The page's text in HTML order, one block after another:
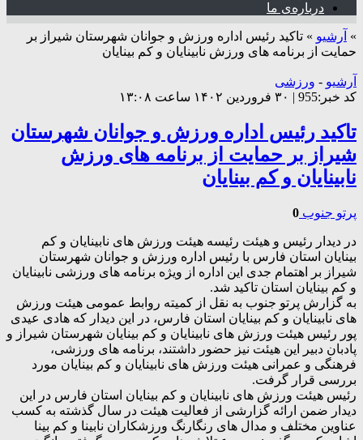
درباره‌ی ما
» آرشیو » تاکید رئیس اداره ورزش و جوانان شهرستان شیراز بر
حمایت از برنامه های ورزش نابینایان و کم بینایان
آرشیو - ورزشی
کد خبر:955 | ۳۰ فروردین ۱۴۰۲ ساعت ۱۳:۰۸
تاکید رئیس اداره ورزش و جوانان شهرستان
شیراز بر حمایت از برنامه های ورزش
نابینایان و کم بینایان
پرتو جنوب 0
در دیدار رئیس و هیئت رئیسه هیئت ورزش های نابینایان و کم
بینایان استان فارس با رئیس اداره ورزش و جوانان شهرستان
شیراز بر اهتمام جدی این اداره از ویژه برنامه های ورزشی نابینایان
و کم بینایان استان تاکید شد.
به گزارش پرتو جنوب به نقل از کمیته روابط عمومی هیئت ورزش
های نابینایان و کم بینایان استان فارس، در این دیدار که هادی عیدی
پور رئیس هیئت ورزش های نابینایان و کم بینایان شهرستان شیراز و
پادبان دبیر این هیئت نیز حضور داشتند، برنامه های ورزشی،
فرهنگی و عمرانی هیئت ورزش های نابینایان و کم بینایان مورد
بررسی قرار گرفت.
رئیس هیئت ورزش های نابینایان و کم بینایان استان فارس در این
دیدار ضمن ارائه گزارشی از فعالیت هیئت در سال گذشته به کسب
عناوین مختلف و مدال های رنگارنگ ورزشکاران نابینا و کم بینا